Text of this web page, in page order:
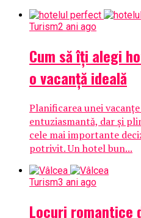
Turism2 ani ago
Cum să îți alegi
o vacanță ideală
Planificarea unei
entuziasmantă, dar și
cele mai importante
potrivit. Un hotel bun...
Turism3 ani ago
Locuri romantice